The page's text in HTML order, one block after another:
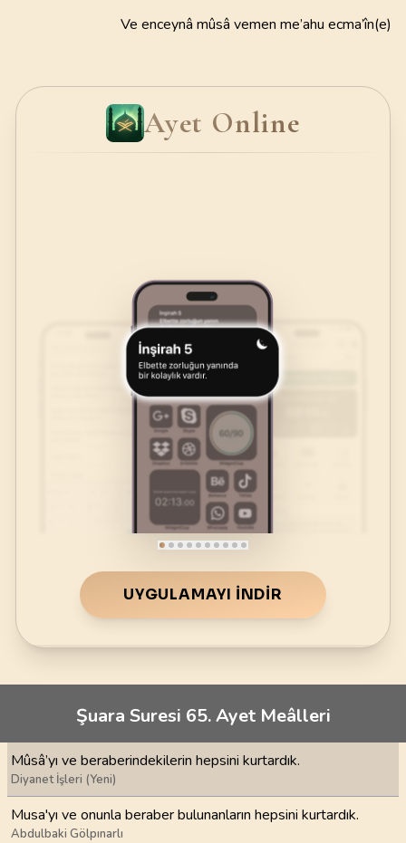
Ve enceynâ mûsâ vemen me’ahu ecma’în(e)
Ayet Online
UYGULAMAYI İNDIR
Şuara Suresi 65. Ayet Meâlleri
Mûsâ’yı ve beraberindekilerin hepsini kurtardık.
Diyanet İşleri (Yeni)
Musa'yı ve onunla beraber bulunanların hepsini kurtardık.
Abdulbaki Gölpınarlı